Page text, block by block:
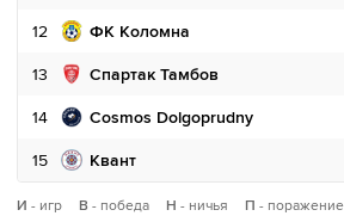
12 ФК Коломна
13 Спартак Тамбов
14 Cosmos Dolgoprudny
15 Квант
И - игр В - победа Н - ничья П - поражение